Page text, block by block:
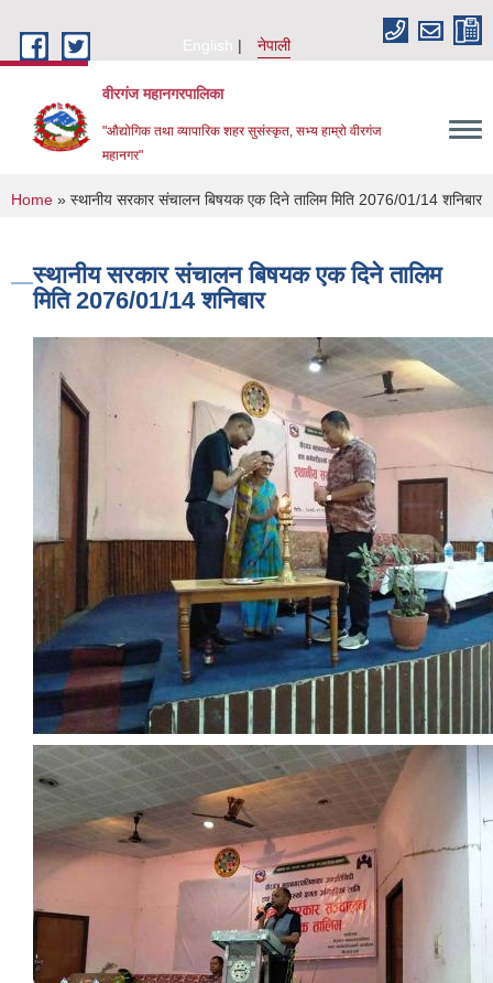
English
नेपाली
वीरगंज महानगरपालिका
"औद्योगिक तथा व्यापारिक शहर सुसंस्कृत, सभ्य हाम्रो वीरगंज
महानगर"
You are here
Home » स्थानीय सरकार संचालन बिषयक एक दिने तालिम मिति 2076/01/14 शनिबार
स्थानीय सरकार संचालन बिषयक एक दिने तालिम
मिति 2076/01/14 शनिबार